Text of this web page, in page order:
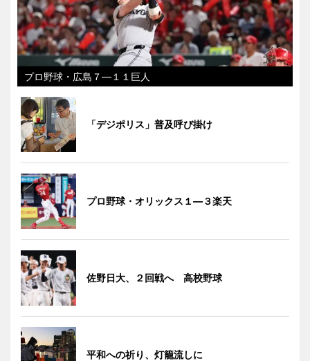
プロ野球・広島７―１１巨人
「デジポリス」普及呼び掛け
プロ野球・オリックス１―３楽天
佐野日大、２回戦へ 高校野球
平和への祈り、灯籠流しに